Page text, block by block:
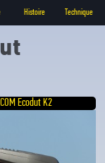
Histoire Technique
Ecodut K2